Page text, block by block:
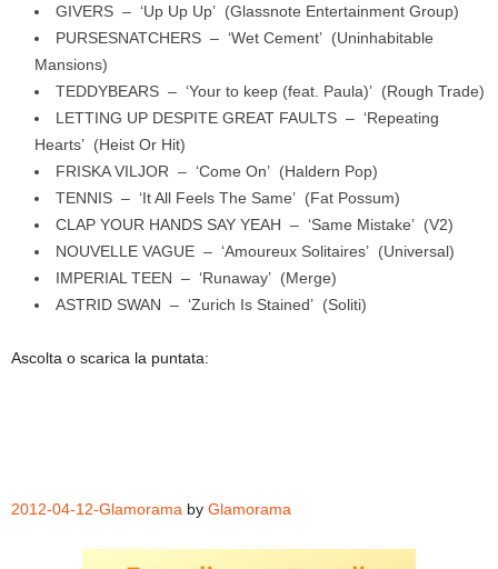
GIVERS – ‘Up Up Up’ (Glassnote Entertainment Group)
PURSESNATCHERS – ‘Wet Cement’ (Uninhabitable
Mansions)
TEDDYBEARS – ‘Your to keep (feat. Paula)’ (Rough Trade)
LETTING UP DESPITE GREAT FAULTS – ‘Repeating
Hearts’ (Heist Or Hit)
FRISKA VILJOR – ‘Come On’ (Haldern Pop)
TENNIS – ‘It All Feels The Same’ (Fat Possum)
CLAP YOUR HANDS SAY YEAH – ‘Same Mistake’ (V2)
NOUVELLE VAGUE – ‘Amoureux Solitaires’ (Universal)
IMPERIAL TEEN – ‘Runaway’ (Merge)
ASTRID SWAN – ‘Zurich Is Stained’ (Soliti)
Ascolta o scarica la puntata:
2012-04-12-Glamorama by Glamorama